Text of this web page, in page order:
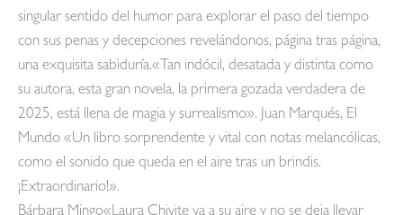
singular sentido del humor para explorar el paso del tiempo
con sus penas y decepciones revelándonos, página tras página,
una exquisita sabiduría.«Tan indócil, desatada y distinta como
su autora, esta gran novela, la primera gozada verdadera de
2025, está llena de magia y surrealismo». Juan Marqués, El
Mundo «Un libro sorprendente y vital con notas melancólicas,
como el sonido que queda en el aire tras un brindis.
¡Extraordinario!».
Bárbara Mingo«Laura Chivite va a su aire y no se deja llevar